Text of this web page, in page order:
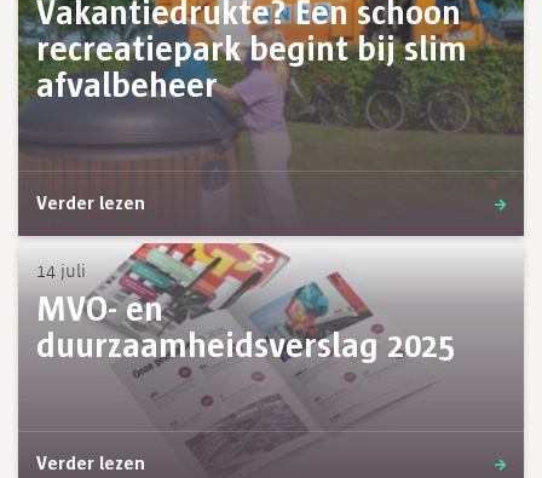
Vakantiedrukte? Een schoon
recreatiepark begint bij slim
afvalbeheer
Verder lezen
14 juli
MVO- en
duurzaamheidsverslag 2025
Verder lezen